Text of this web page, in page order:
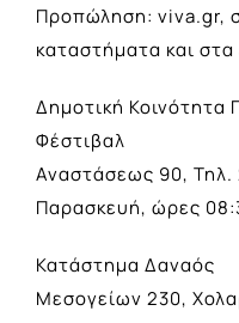
Προπώληση: viva.gr,
καταστήματα και
Δημοτική Κοινότητα
Φέστιβαλ
Αναστάσεως 90, Τηλ.
Παρασκευή, ώρες
Κατάστημα Δαναός
Μεσογείων 230,